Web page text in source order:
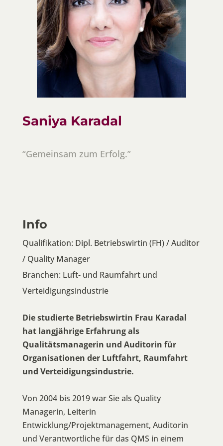
Saniya Karadal
“Gemeinsam zum Erfolg.”
Info
Qualifikation: Dipl. Betriebswirtin (FH) / Auditor
/ Quality Manager
Branchen: Luft- und Raumfahrt und
Verteidigungsindustrie
Die studierte Betriebswirtin Frau Karadal
hat langjährige Erfahrung als
Qualitätsmanagerin und Auditorin für
Organisationen der Luftfahrt, Raumfahrt
und Verteidigungsindustrie.
Von 2004 bis 2019 war Sie als Quality
Managerin, Leiterin
Entwicklung/Projektmanagement, Auditorin
und Verantwortliche für das QMS in einem